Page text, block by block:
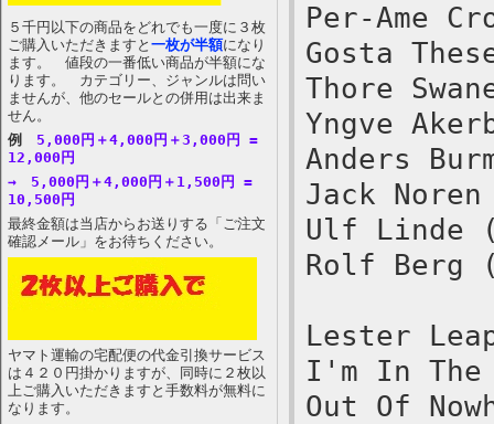
５千円以下の商品をどれでも一度に３枚
ご購入いただきますと 一枚が半額になり
ます。 値段の一番低い商品が半額にな
ります。 カテゴリー、ジャンルは問い
ませんが、他のセールとの併用は出来ま
せん。
例
5,000円＋4,000円＋3,000円 =
12,000円
→ 5,000円＋4,000円＋1,500円 =
10,500円
最終金額は当店からお送りする「ご注文
確認メール」をお待ちください。
ヤマト運輸の宅配便の代金引換サービス
は４２０円掛かりますが、同時に２枚以
上ご購入いただきますと手数料が無料に
なります。
Per-Ame
Gosta
Thore
Yngve
Anders
Jack
Ulf Linde
Rolf Berg
Lester
I'm In The
Out Of